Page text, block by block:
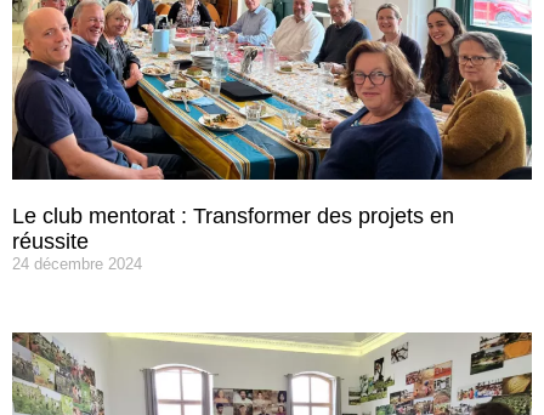
Le club mentorat : Transformer des projets en
réussite
24 décembre 2024